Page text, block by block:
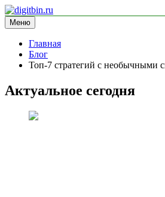
Перейти
к
содержимому
digitbin.ru
информационный сайт
Меню
Главная
Блог
Топ-7 стратегий с необычными
Актуальное сегодня